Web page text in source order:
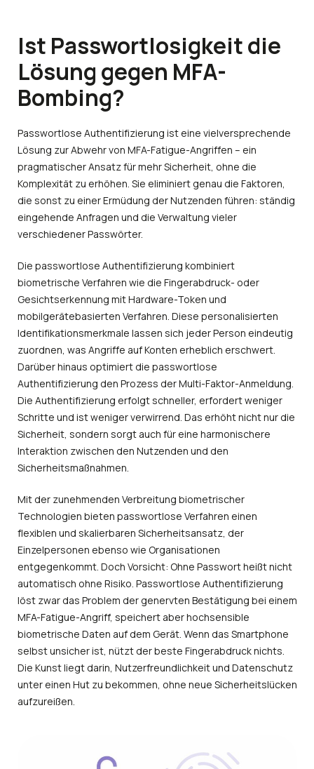
Ist Passwortlosigkeit die
Lösung gegen MFA-
Bombing?
Passwortlose Authentifizierung ist eine vielversprechende
Lösung zur Abwehr von MFA-Fatigue-Angriffen – ein
pragmatischer Ansatz für mehr Sicherheit, ohne die
Komplexität zu erhöhen. Sie eliminiert genau die Faktoren,
die sonst zu einer Ermüdung der Nutzenden führen: ständig
eingehende Anfragen und die Verwaltung vieler
verschiedener Passwörter.
Die passwortlose Authentifizierung kombiniert
biometrische Verfahren wie die Fingerabdruck- oder
Gesichtserkennung mit Hardware-Token und
mobilgerätebasierten Verfahren. Diese personalisierten
Identifikationsmerkmale lassen sich jeder Person eindeutig
zuordnen, was Angriffe auf Konten erheblich erschwert.
Darüber hinaus optimiert die passwortlose
Authentifizierung den Prozess der Multi-Faktor-Anmeldung.
Die Authentifizierung erfolgt schneller, erfordert weniger
Schritte und ist weniger verwirrend. Das erhöht nicht nur die
Sicherheit, sondern sorgt auch für eine harmonischere
Interaktion zwischen den Nutzenden und den
Sicherheitsmaßnahmen.
Mit der zunehmenden Verbreitung biometrischer
Technologien bieten passwortlose Verfahren einen
flexiblen und skalierbaren Sicherheitsansatz, der
Einzelpersonen ebenso wie Organisationen
entgegenkommt. Doch Vorsicht: Ohne Passwort heißt nicht
automatisch ohne Risiko. Passwortlose Authentifizierung
löst zwar das Problem der genervten Bestätigung bei einem
MFA-Fatigue-Angriff, speichert aber hochsensible
biometrische Daten auf dem Gerät. Wenn das Smartphone
selbst unsicher ist, nützt der beste Fingerabdruck nichts.
Die Kunst liegt darin, Nutzerfreundlichkeit und Datenschutz
unter einen Hut zu bekommen, ohne neue Sicherheitslücken
aufzureißen.